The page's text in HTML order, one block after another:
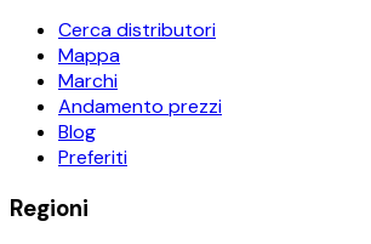
Cerca distributori
Mappa
Marchi
Andamento prezzi
Blog
Preferiti
Regioni